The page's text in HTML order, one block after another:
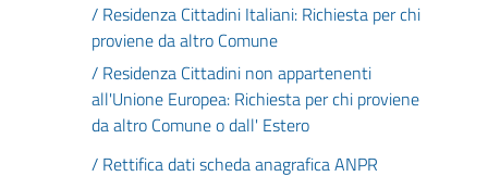
/ Residenza Cittadini Italiani: Richiesta per chi
proviene da altro Comune
/ Residenza Cittadini non appartenenti
all'Unione Europea: Richiesta per chi proviene
da altro Comune o dall' Estero
/ Rettifica dati scheda anagrafica ANPR